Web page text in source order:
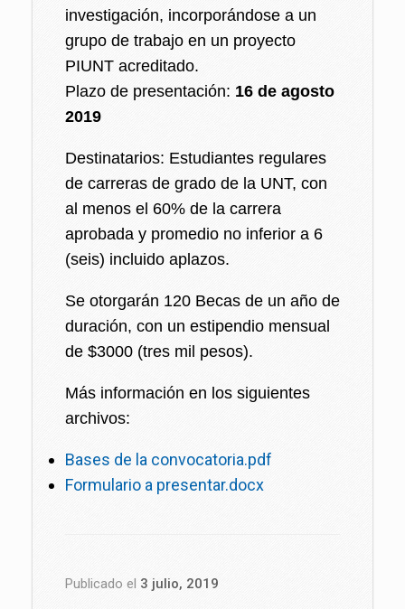
investigación, incorporándose a un
grupo de trabajo en un proyecto
PIUNT acreditado.
Plazo de presentación: 16 de agosto
2019
Destinatarios: Estudiantes regulares
de carreras de grado de la UNT, con
al menos el 60% de la carrera
aprobada y promedio no inferior a 6
(seis) incluido aplazos.
Se otorgarán 120 Becas de un año de
duración, con un estipendio mensual
de $3000 (tres mil pesos).
Más información en los siguientes
archivos:
Bases de la convocatoria.pdf
Formulario a presentar.docx
Publicado el 3 julio, 2019